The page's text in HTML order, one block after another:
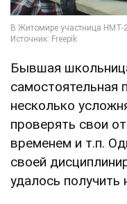
Бывшая
самостоятельная
несколько
проверять свои
временем и т.п.
своей
удалось получить